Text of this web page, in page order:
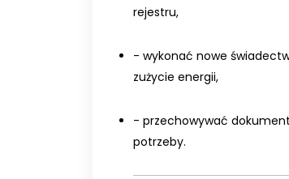
rejestru,
- wykonać nowe
zużycie energii,
- przechowywać
potrzeby.